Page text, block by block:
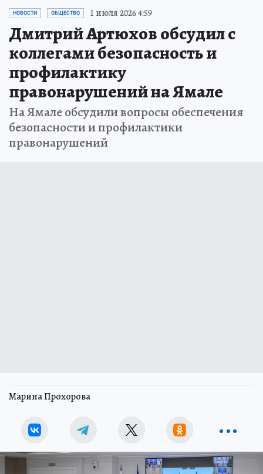
НОВОСТИ ОБЩЕСТВО 1 июля 2026 4:59
Дмитрий Артюхов обсудил с
коллегами безопасность и
профилактику
правонарушений на Ямале
На Ямале обсудили вопросы обеспечения
безопасности и профилактики
правонарушений
Марина Прохорова